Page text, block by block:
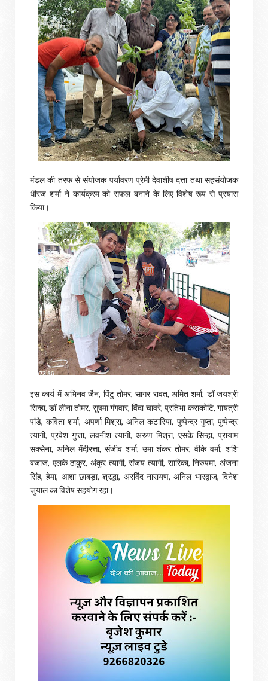
मंडल की तरफ से संयोजक पर्यावरण प्रेमी देवाशीष दत्ता तथा सहसंयोजक
धीरज शर्मा ने कार्यक्रम को सफल बनाने के लिए विशेष रूप से प्रयास
किया।
इस कार्य में अभिनव जैन, पिंटु तोमर, सागर रावत, अमित शर्मा, डॉ जयश्री
सिन्हा, डॉ लीना तोमर, सुषमा गंगवार, विंदा चावरे, प्रतिभा कराकोटि, गायत्री
पांडे, कविता शर्मा, अपर्णा मिश्रा, अनिल कटारिया, पुष्पेन्द्र गुप्ता, पुष्पेन्द्र
त्यागी, प्रवेश गुप्ता, लवनीश त्यागी, अरुण मिश्रा, एसके सिन्हा, प्रायाम
सक्सेना, अनिल मेंदीरत्ता, संजीव शर्मा, उमा शंकर तोमर, वीके वर्मा, शशि
बजाज, एलके ठाकुर, अंकुर त्यागी, संजय त्यागी, सारिका, निरुपमा, अंजना
सिंह, हेमा, आशा छाबड़ा, श्रद्धा, अरविंद नारायण, अनिल भारद्वाज, दिनेश
जुयाल का विशेष सहयोग रहा।